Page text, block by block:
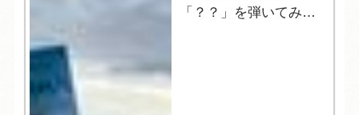
「？？」を弾いてみよ